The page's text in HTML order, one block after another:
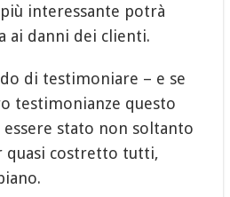
interessante potrà
ai danni dei clienti.
di testimoniare – e se
testimonianze questo
stato non soltanto
quasi costretto tutti,